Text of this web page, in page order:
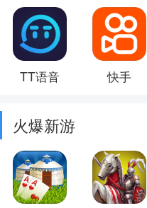
TT语音 快手
火爆新游